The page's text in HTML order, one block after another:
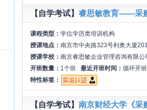
【自学考试】 睿思敏教育——采
课程类型： 学位学历类培训机构
授课地点： 南京市中央路323号利奥大厦
授课学校： 南京睿思敏企业管理咨询有限公
开班数量： 1个班 最近开班时间： 循环开班
特性标签：
【自学考试】 南京财经大学《采